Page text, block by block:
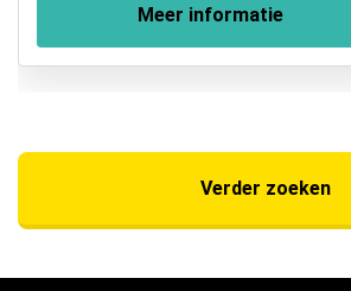
Meer informatie
Verder zoeken